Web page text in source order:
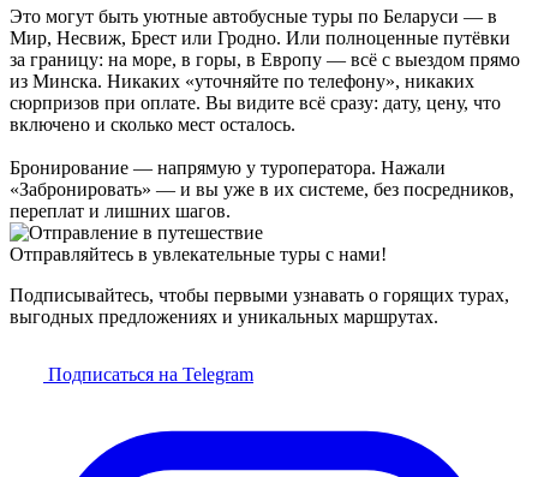
Это могут быть уютные автобусные туры по Беларуси — в
Мир, Несвиж, Брест или Гродно. Или полноценные путёвки
за границу: на море, в горы, в Европу — всё с выездом прямо
из Минска. Никаких «уточняйте по телефону», никаких
сюрпризов при оплате. Вы видите всё сразу: дату, цену, что
включено и сколько мест осталось.
Бронирование — напрямую у туроператора. Нажали
«Забронировать» — и вы уже в их системе, без посредников,
переплат и лишних шагов.
Отправляйтесь в увлекательные туры с нами!
Подписывайтесь, чтобы первыми узнавать о горящих турах,
выгодных предложениях и уникальных маршрутах.
Подписаться на Telegram